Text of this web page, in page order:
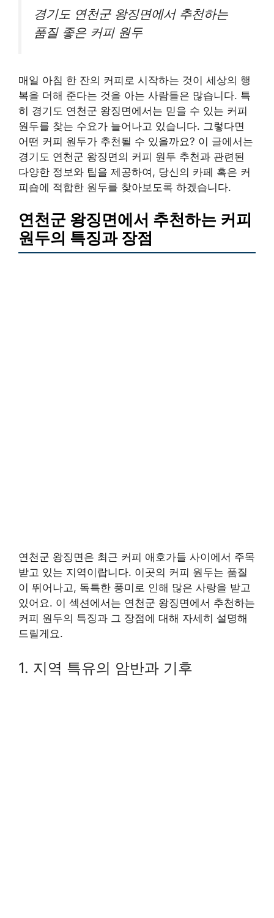
경기도 연천군 왕징면에서 추천하는
품질 좋은 커피 원두
매일 아침 한 잔의 커피로 시작하는 것이 세상의 행
복을 더해 준다는 것을 아는 사람들은 많습니다. 특
히 경기도 연천군 왕징면에서는 믿을 수 있는 커피
원두를 찾는 수요가 늘어나고 있습니다. 그렇다면
어떤 커피 원두가 추천될 수 있을까요? 이 글에서는
경기도 연천군 왕징면의 커피 원두 추천과 관련된
다양한 정보와 팁을 제공하여, 당신의 카페 혹은 커
피숍에 적합한 원두를 찾아보도록 하겠습니다.
연천군 왕징면에서 추천하는 커피
원두의 특징과 장점
연천군 왕징면은 최근 커피 애호가들 사이에서 주목
받고 있는 지역이랍니다. 이곳의 커피 원두는 품질
이 뛰어나고, 독특한 풍미로 인해 많은 사랑을 받고
있어요. 이 섹션에서는 연천군 왕징면에서 추천하는
커피 원두의 특징과 그 장점에 대해 자세히 설명해
드릴게요.
1. 지역 특유의 암반과 기후